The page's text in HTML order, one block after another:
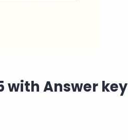
with Answer key